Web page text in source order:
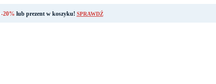
-20% lub prezent w koszyku! SPRAWDŹ